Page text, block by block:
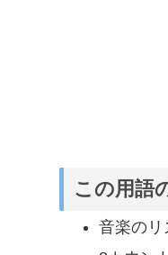
この用語
音楽のリ